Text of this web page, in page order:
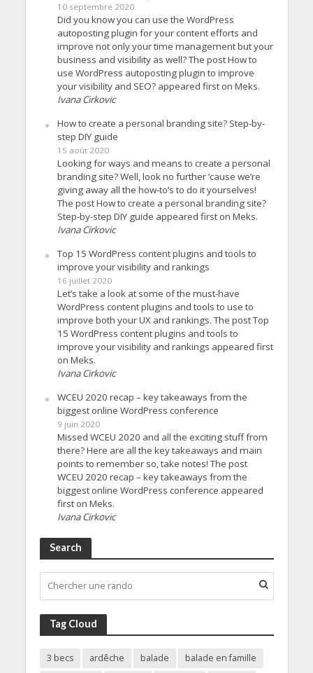
10 septembre 2020
Did you know you can use the WordPress
autoposting plugin for your content efforts and
improve not only your time management but your
business and visibility as well? The post How to
use WordPress autoposting plugin to improve
your visibility and SEO? appeared first on Meks.
Ivana Cirkovic
How to create a personal branding site? Step-by-
step DIY guide
15 août 2020
Looking for ways and means to create a personal
branding site? Well, look no further ’cause we’re
giving away all the how-to’s to do it yourselves!
The post How to create a personal branding site?
Step-by-step DIY guide appeared first on Meks.
Ivana Cirkovic
Top 15 WordPress content plugins and tools to
improve your visibility and rankings
16 juillet 2020
Let’s take a look at some of the must-have
WordPress content plugins and tools to use to
improve both your UX and rankings. The post Top
15 WordPress content plugins and tools to
improve your visibility and rankings appeared first
on Meks.
Ivana Cirkovic
WCEU 2020 recap – key takeaways from the
biggest online WordPress conference
9 juin 2020
Missed WCEU 2020 and all the exciting stuff from
there? Here are all the key takeaways and main
points to remember so, take notes! The post
WCEU 2020 recap – key takeaways from the
biggest online WordPress conference appeared
first on Meks.
Ivana Cirkovic
Search
Tag Cloud
3 becs ardêche balade
balade en famille